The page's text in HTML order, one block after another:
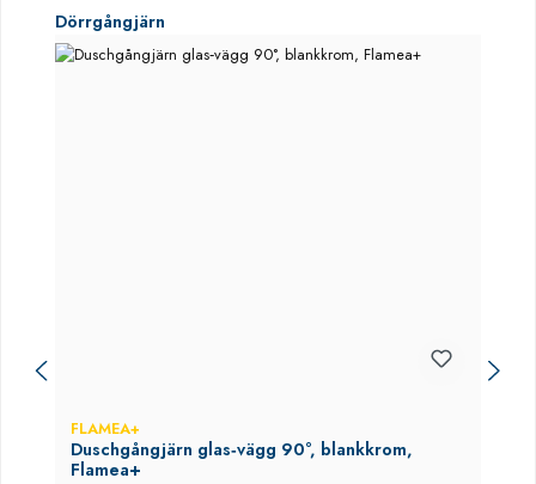
Hoppa över produktgalleri
Dörrgångjärn
FLAMEA+
Duschgångjärn glas‑vägg 90°, blankkrom,
Flamea+